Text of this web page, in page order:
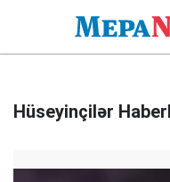
Hüseyinçilər